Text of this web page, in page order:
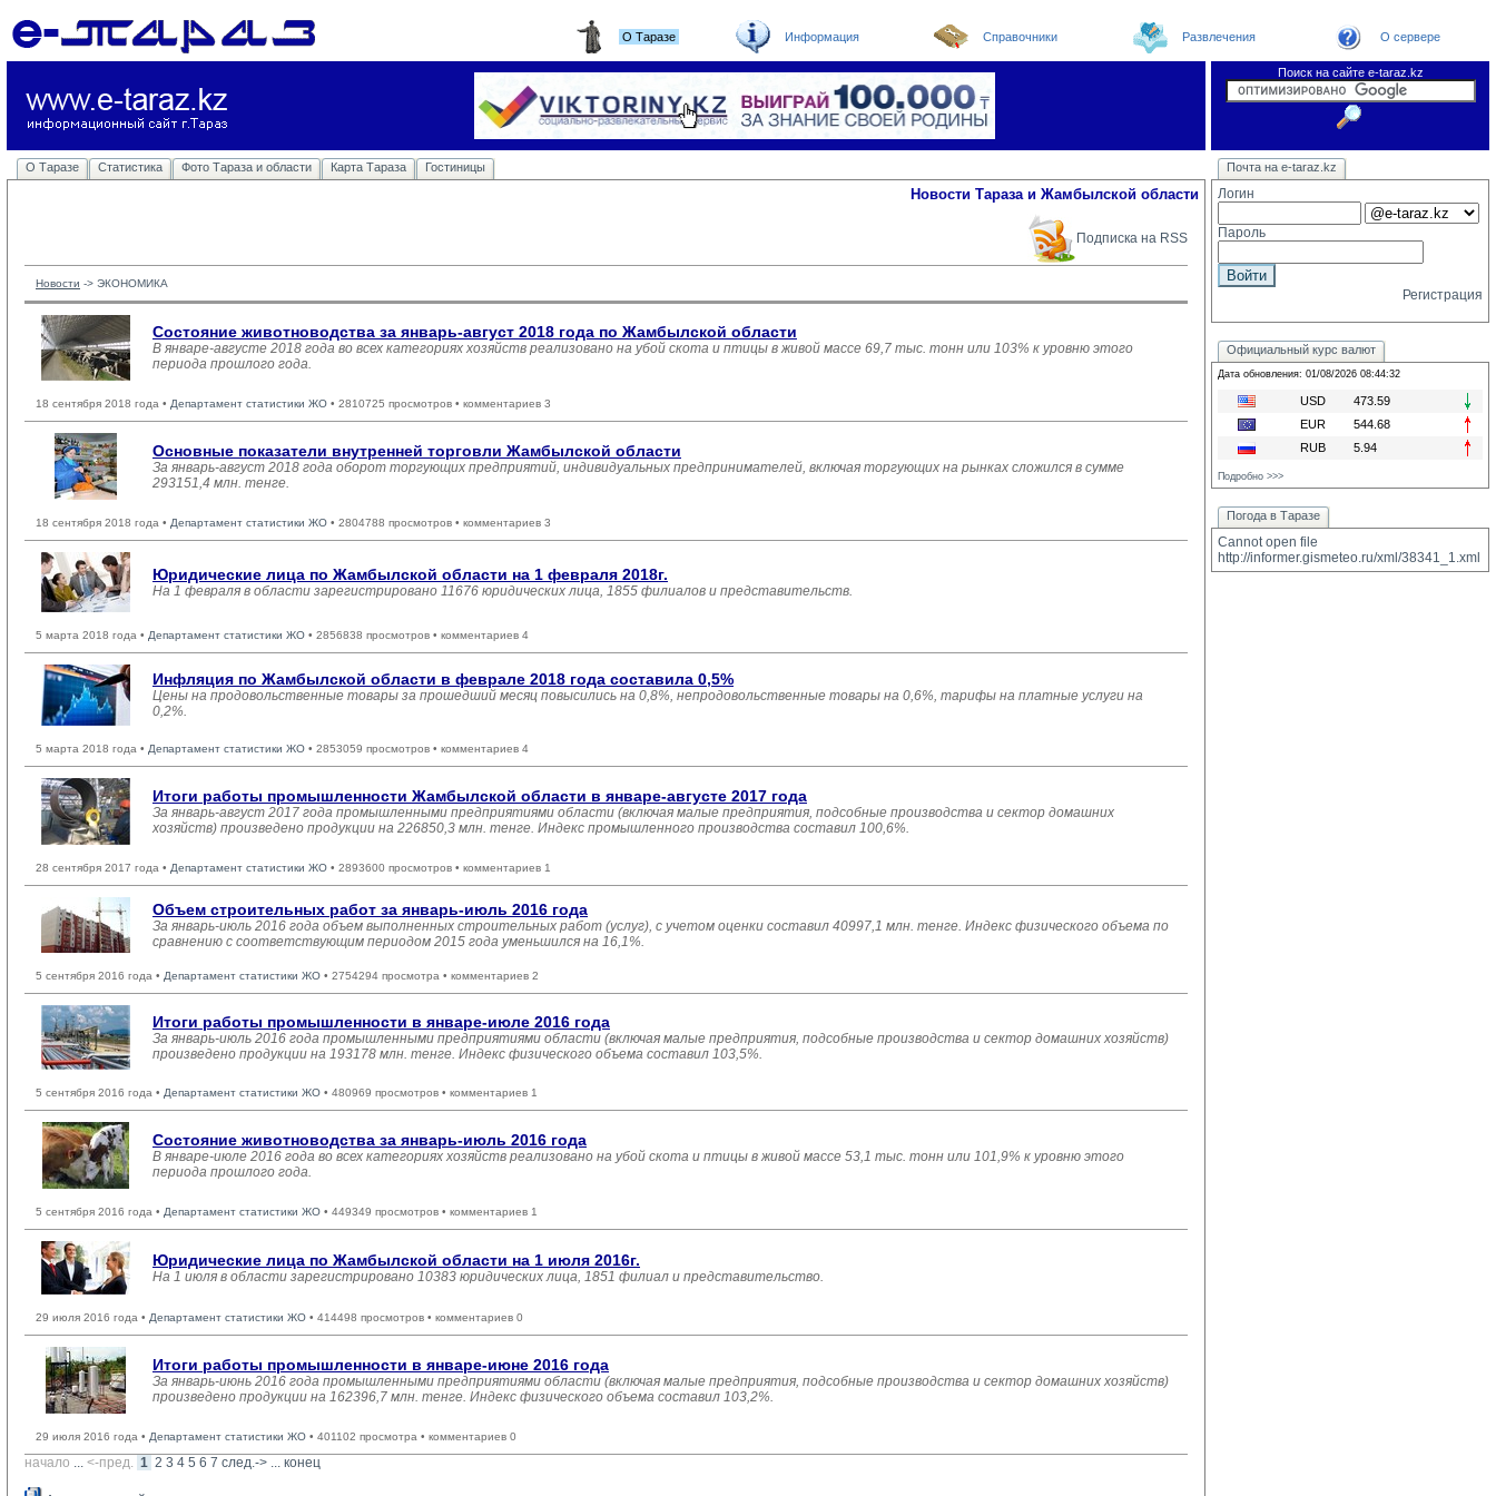
О Таразе Информация Справочники Развлечения О сервере
Поиск на сайте e-taraz.kz
О Таразе Статистика Фото Тараза и области Карта Тараза Гостиницы Новости Погода в Таразе
Телефоный справочник
Видеоконференция
Новости e-taraz
Новости Тараза и Жамбылской области
Подписка на RSS
Новости -> ЭКОНОМИКА
Состояние животноводства за январь-август 2018 года по Жамбылской области
В январе-августе 2018 года во всех категориях хозяйств реализовано на убой скота и птицы в живой массе 69,7 тыс. тонн или 103% к уровню этого
периода прошлого года.
18 сентября 2018 года • Департамент статистики ЖО • 2810725 просмотров • комментариев 3
Основные показатели внутренней торговли Жамбылской области
За январь-август 2018 года оборот торгующих предприятий, индивидуальных предпринимателей, включая торгующих на рынках сложился в сумме
293151,4 млн. тенге.
18 сентября 2018 года • Департамент статистики ЖО • 2804788 просмотров • комментариев 3
Юридические лица по Жамбылской области на 1 февраля 2018г.
На 1 февраля в области зарегистрировано 11676 юридических лица, 1855 филиалов и представительств.
5 марта 2018 года • Департамент статистики ЖО • 2856838 просмотров • комментариев 4
Инфляция по Жамбылской области в феврале 2018 года составила 0,5%
Цены на продовольственные товары за прошедший месяц повысились на 0,8%, непродовольственные товары на 0,6%, тарифы на платные услуги на
0,2%.
5 марта 2018 года • Департамент статистики ЖО • 2853059 просмотров • комментариев 4
Итоги работы промышленности Жамбылской области в январе-августе 2017 года
За январь-август 2017 года промышленными предприятиями области (включая малые предприятия, подсобные производства и сектор домашних
хозяйств) произведено продукции на 226850,3 млн. тенге. Индекс промышленного производства составил 100,6%.
28 сентября 2017 года • Департамент статистики ЖО • 2893600 просмотров • комментариев 1
Объем строительных работ за январь-июль 2016 года
За январь-июль 2016 года объем выполненных строительных работ (услуг), с учетом оценки составил 40997,1 млн. тенге. Индекс физического объема по
сравнению с соответствующим периодом 2015 года уменьшился на 16,1%.
5 сентября 2016 года • Департамент статистики ЖО • 2754294 просмотра • комментариев 2
Итоги работы промышленности в январе-июле 2016 года
За январь-июль 2016 года промышленными предприятиями области (включая малые предприятия, подсобные производства и сектор домашних хозяйств)
произведено продукции на 193178 млн. тенге. Индекс физического объема составил 103,5%.
5 сентября 2016 года • Департамент статистики ЖО • 480969 просмотров • комментариев 1
Состояние животноводства за январь-июль 2016 года
В январе-июле 2016 года во всех категориях хозяйств реализовано на убой скота и птицы в живой массе 53,1 тыс. тонн или 101,9% к уровню этого
периода прошлого года.
5 сентября 2016 года • Департамент статистики ЖО • 449349 просмотров • комментариев 1
Юридические лица по Жамбылской области на 1 июля 2016г.
На 1 июля в области зарегистрировано 10383 юридических лица, 1851 филиал и представительство.
29 июля 2016 года • Департамент статистики ЖО • 414498 просмотров • комментариев 0
Итоги работы промышленности в январе-июне 2016 года
За январь-июнь 2016 года промышленными предприятиями области (включая малые предприятия, подсобные производства и сектор домашних хозяйств)
произведено продукции на 162396,7 млн. тенге. Индекс физического объема составил 103,2%.
29 июля 2016 года • Департамент статистики ЖО • 401102 просмотра • комментариев 0
начало ... <-пред. 1 2 3 4 5 6 7 след.-> ... конец
Почта на e-taraz.kz
Логин
Пароль
Регистрация
Официальный курс валют
Дата обновления: 01/08/2026 08:44:32
USD
473.59
EUR
544.68
RUB
5.94
Подробно >>>
Погода в Таразе
Cannot open file
http://informer.gismeteo.ru/xml/38341_1.xml